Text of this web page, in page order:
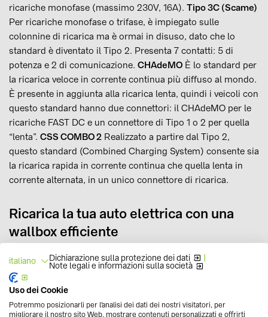
ricariche monofase (massimo 230V, 16A). Tipo 3C (Scame)
Per ricariche monofase o trifase, è impiegato sulle
colonnine di ricarica ma è ormai in disuso, dato che lo
standard è diventato il Tipo 2. Presenta 7 contatti: 5 di
potenza e 2 di comunicazione. CHAdeMO È lo standard per
la ricarica veloce in corrente continua più diffuso al mondo.
È presente in aggiunta alla ricarica lenta, quindi i veicoli con
questo standard hanno due connettori: il CHAdeMO per le
ricariche FAST DC e un connettore di Tipo 1 o 2 per quella
“lenta”. CSS COMBO 2 Realizzato a partire dal Tipo 2,
questo standard (Combined Charging System) consente sia
la ricarica rapida in corrente continua che quella lenta in
corrente alternata, in un unico connettore di ricarica.
Ricarica la tua auto elettrica con una
wallbox efficiente
Le wallbox sono stazioni per la ricarica ad uso soprattutto
privato, posizionate a muro ecompatibili con tutti i modelli
di auto elettriche.
specializzati) sia negli spazi esterni che nel box auto, e
permettono di ricaricare il proprio veicolo in sicurezza e
italiano Dichiarazione sulla protezione dei dati |
Note legali e informazioni sulla società
Uso dei Cookie
Potremmo posizionarli per l'analisi dei dati dei nostri visitatori, per
migliorare il nostro sito Web, mostrare contenuti personalizzati e offrirti